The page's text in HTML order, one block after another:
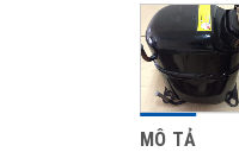
MÔ TẢ